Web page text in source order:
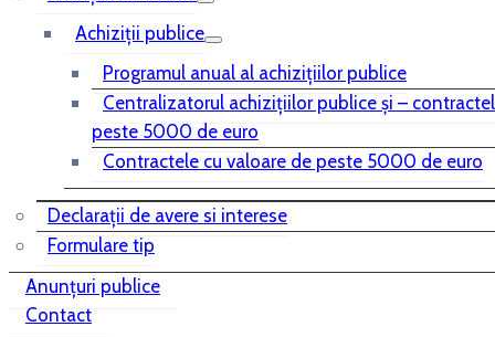
Achiziţii publice
Programul anual al achiziţiilor publice
Centralizatorul achiziţiilor publice şi –
peste 5000 de euro
Contractele cu valoare de peste 5000 de euro
Declarații de avere si interese
Formulare tip
Anunțuri publice
Contact